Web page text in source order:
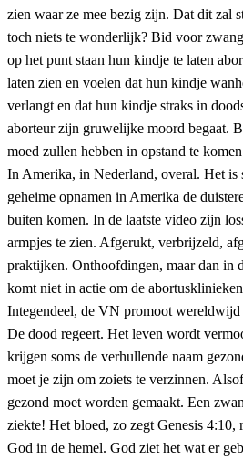
zien waar ze mee bezig zijn. Dat dit zal
toch niets te wonderlijk? Bid voor
op het punt staan hun kindje te laten
laten zien en voelen dat hun kindje
verlangt en dat hun kindje straks in
aborteur zijn gruwelijke moord begaat.
moed zullen hebben in opstand te
In Amerika, in Nederland, overal. Het is
geheime opnamen in Amerika de
buiten komen. In de laatste video zijn
armpjes te zien. Afgerukt, verbrijzeld,
praktijken. Onthoofdingen, maar dan in
komt niet in actie om de
Integendeel, de VN promoot wereldwijd
De dood regeert. Het leven wordt
krijgen soms de verhullende naam
moet je zijn om zoiets te verzinnen.
gezond moet worden gemaakt. Een
ziekte! Het bloed, zo zegt Genesis 4:10,
God in de hemel. God ziet het wat er